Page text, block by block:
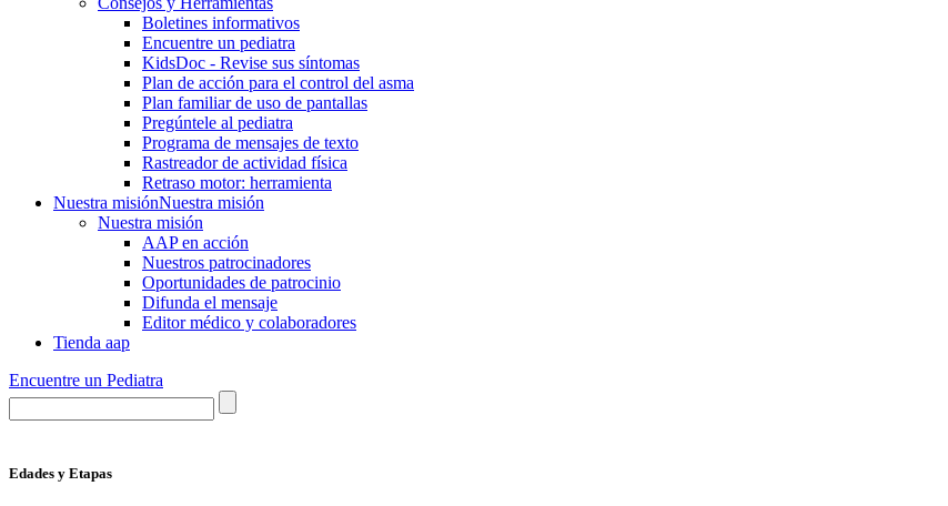
Boletines informativos
Encuentre un pediatra
KidsDoc - Revise sus síntomas
Plan de acción para el control del asma
Plan familiar de uso de pantallas
Pregúntele al pediatra
Programa de mensajes de texto
Rastre​​ador de activida​d física
Retraso motor: herramienta
Nuestra misiónNuestra misión
Nuestra misión
AAP en acción
Nuestros patrocinadores
Oportunidades de patrocinio
Difunda el mensaje
Editor médico y colaboradores
Tienda aap
Encuentre un Pediatra
Edades y Etapas